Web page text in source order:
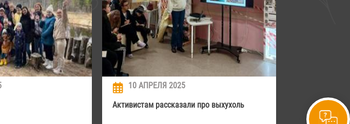
10 АПРЕЛЯ 2025
Активистам рассказали про выхухоль